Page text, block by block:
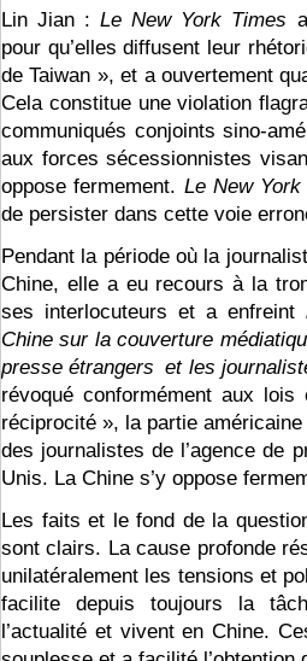
Lin Jian : Le New York Times
pour qu’elles diffusent leur
de Taiwan », et a ouvertement
Cela constitue une violation
communiqués conjoints sino-
aux forces sécessionnistes
oppose fermement. Le New
de persister dans cette voie
Pendant la période où la
Chine, elle a eu recours à la
ses interlocuteurs et a enfreint
Chine sur la couverture
presse étrangers et les
révoqué conformément aux
réciprocité », la partie
des journalistes de l’agence de
Unis. La Chine s’y oppose
Les faits et le fond de la
sont clairs. La cause profonde
unilatéralement les tensions et
facilite depuis toujours la
l’actualité et vivent en Chine.